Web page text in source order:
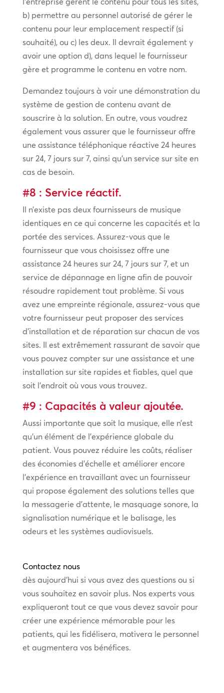
b) permettre au personnel autorisé de gérer le
contenu pour leur emplacement respectif (si
souhaité), ou c) les deux. Il devrait également y
avoir une option d), dans lequel le fournisseur
gère et programme le contenu en votre nom.
Demandez toujours à voir une démonstration du
système de gestion de contenu avant de
souscrire à la solution. En outre, vous voudrez
également vous assurer que le fournisseur offre
une assistance téléphonique réactive 24 heures
sur 24, 7 jours sur 7, ainsi qu’un service sur site en
cas de besoin.
#8 : Service réactif.
Il n’existe pas deux fournisseurs de musique
identiques en ce qui concerne les capacités et la
portée des services. Assurez-vous que le
fournisseur que vous choisissez offre une
assistance 24 heures sur 24, 7 jours sur 7, et un
service de dépannage en ligne afin de pouvoir
résoudre rapidement tout problème. Si vous
avez une empreinte régionale, assurez-vous que
votre fournisseur peut proposer des services
d’installation et de réparation sur chacun de vos
sites. Il est extrêmement rassurant de savoir que
vous pouvez compter sur une assistance et une
installation sur site rapides et fiables, quel que
soit l’endroit où vous vous trouvez.
#9 : Capacités à valeur ajoutée.
Aussi importante que soit la musique, elle n’est
qu’un élément de l’expérience globale du
patient. Vous pouvez réduire les coûts, réaliser
des économies d’échelle et améliorer encore
l’expérience en travaillant avec un fournisseur
qui propose également des solutions telles que
la messagerie d’attente, le masquage sonore, la
signalisation numérique et le balisage, les
odeurs et les systèmes audiovisuels.
Contactez nous
dès aujourd’hui si vous avez des questions ou si
vous souhaitez en savoir plus. Nos experts vous
expliqueront tout ce que vous devez savoir pour
créer une expérience mémorable pour les
patients, qui les fidélisera, motivera le personnel
et augmentera vos bénéfices.